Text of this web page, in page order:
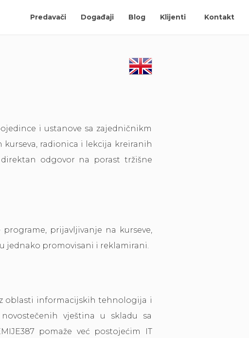
Predavači Događaji Blog Klijenti Kontakt
i ustanove sa zajedničnikm
radionica i lekcija kreiranih
odgovor na porast tržišne
prijavljivanje na kurseve,
jednako promovisani i reklamirani.
oblasti informacijskih tehnologija i
vještina u skladu sa
pomaže već postojećim IT